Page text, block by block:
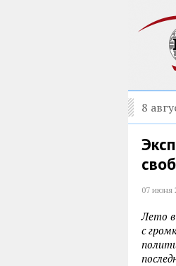
8
07 июня
Лето в
с